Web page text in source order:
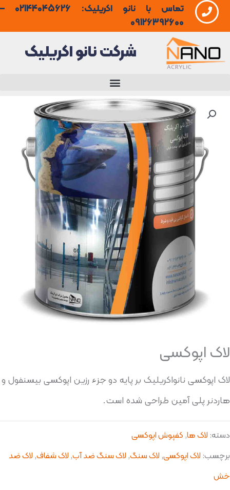
رفتن
به
محتوا
تماس با نانو اکریلیک: 02144045626 –
09126392600
شرکت نانو اکریلیک
لاک اپوکسی
لاک اپوکسی نانواکریلیک بر پایه دو جزء رزین اپوکسی بیسنفول و
هاردنر پلی آمین طراحی شده است.
دسته: لاک ها, کفپوش اپوکسی
برچسب: لاک اپوکسی, لاک سنگ, لاک سنگ ضد آب, لاک شفاف, لاک ضد
خش